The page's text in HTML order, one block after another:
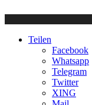
Teilen
Facebook
Whatsapp
Telegram
Twitter
XING